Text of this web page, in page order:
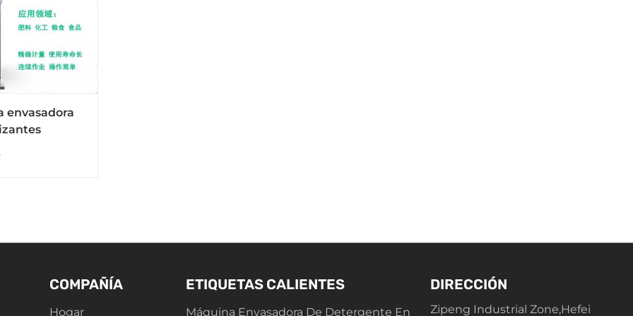
envasadora
en bolsas
COMPAÑÍA
Hogar
ETIQUETAS CALIENTES
Máquina Envasadora De Detergente En
DIRECCIÓN
Zipeng Industrial Zone,Hefei